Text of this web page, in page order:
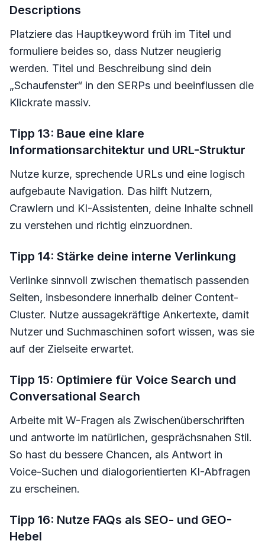
Descriptions
Platziere das Hauptkeyword früh im Titel und
formuliere beides so, dass Nutzer neugierig
werden. Titel und Beschreibung sind dein
„Schaufenster“ in den SERPs und beeinflussen die
Klickrate massiv.
Tipp 13: Baue eine klare
Informationsarchitektur und URL-Struktur
Nutze kurze, sprechende URLs und eine logisch
aufgebaute Navigation. Das hilft Nutzern,
Crawlern und KI-Assistenten, deine Inhalte schnell
zu verstehen und richtig einzuordnen.
Tipp 14: Stärke deine interne Verlinkung
Verlinke sinnvoll zwischen thematisch passenden
Seiten, insbesondere innerhalb deiner Content-
Cluster. Nutze aussagekräftige Ankertexte, damit
Nutzer und Suchmaschinen sofort wissen, was sie
auf der Zielseite erwartet.
Tipp 15: Optimiere für Voice Search und
Conversational Search
Arbeite mit W-Fragen als Zwischenüberschriften
und antworte im natürlichen, gesprächsnahen Stil.
So hast du bessere Chancen, als Antwort in
Voice-Suchen und dialogorientierten KI-Abfragen
zu erscheinen.
Tipp 16: Nutze FAQs als SEO- und GEO-
Hebel